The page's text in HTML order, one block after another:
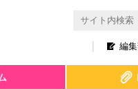
編